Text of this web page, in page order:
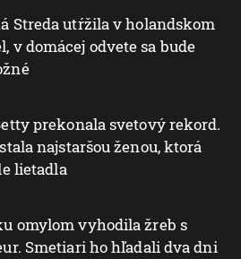
Streda utŕžila v holandskom
v domácej odvete sa bude
prekonala svetový rekord.
najstaršou ženou, ktorá
lietadla
omylom vyhodila žreb s
Smetiari ho hľadali dva dni